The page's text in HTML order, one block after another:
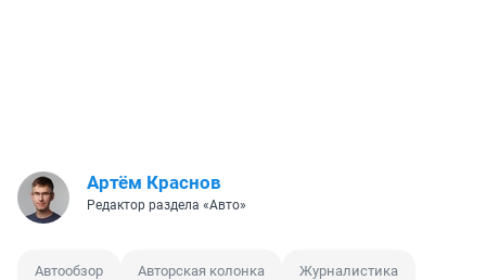
Артём Краснов
Редактор раздела «Авто»
Автообзор Авторская колонка Журналистика